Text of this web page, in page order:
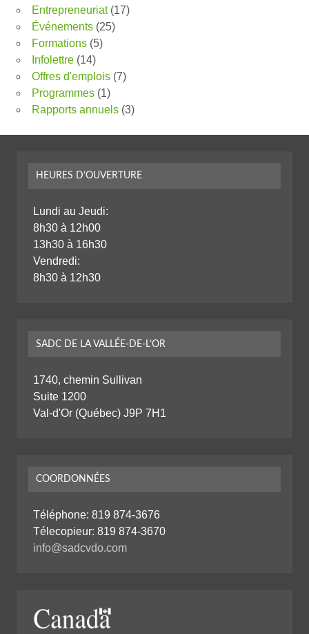
Entrepreneuriat(17)
Événements (25)
Formations (5)
Infolettre (14)
Offres d'emplois (7)
Programmes (1)
Rapports annuels (3)
HEURES D’OUVERTURE
Lundi au Jeudi:
8h30 à 12h00
13h30 à 16h30
Vendredi:
8h30 à 12h30
SADC DE LA VALLÉE-DE-L’OR
1740, chemin Sullivan
Suite 1200
Val-d'Or (Québec) J9P 7H1
COORDONNÉES
Téléphone: 819 874-3676
Télecopieur: 819 874-3670
info@sadcvdo.com